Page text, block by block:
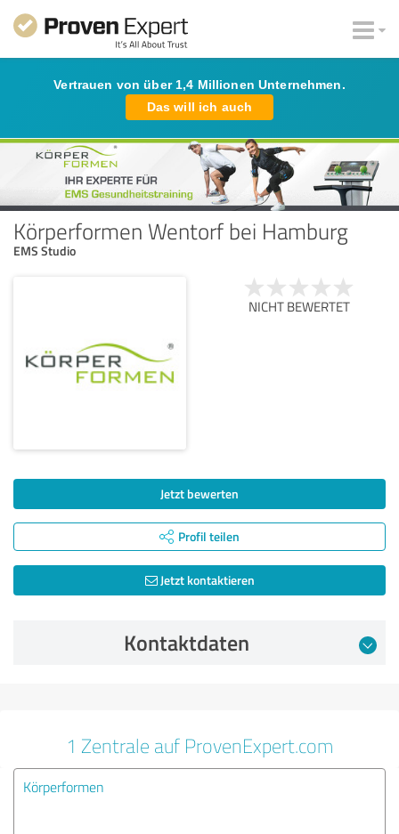
Vertrauen von über 1,4 Millionen Unternehmen.
Das will ich auch
Körperformen Wentorf bei Hamburg
EMS Studio
NICHT BEWERTET
Jetzt bewerten
Profil teilen
Jetzt kontaktieren
Kontaktdaten
1 Zentrale auf ProvenExpert.com
Körperformen